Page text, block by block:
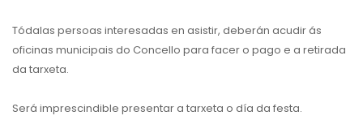
Tódalas persoas interesadas en asistir, deberán acudir ás
oficinas municipais do Concello para facer o pago e a retirada
da tarxeta.
Será imprescindible presentar a tarxeta o día da festa.